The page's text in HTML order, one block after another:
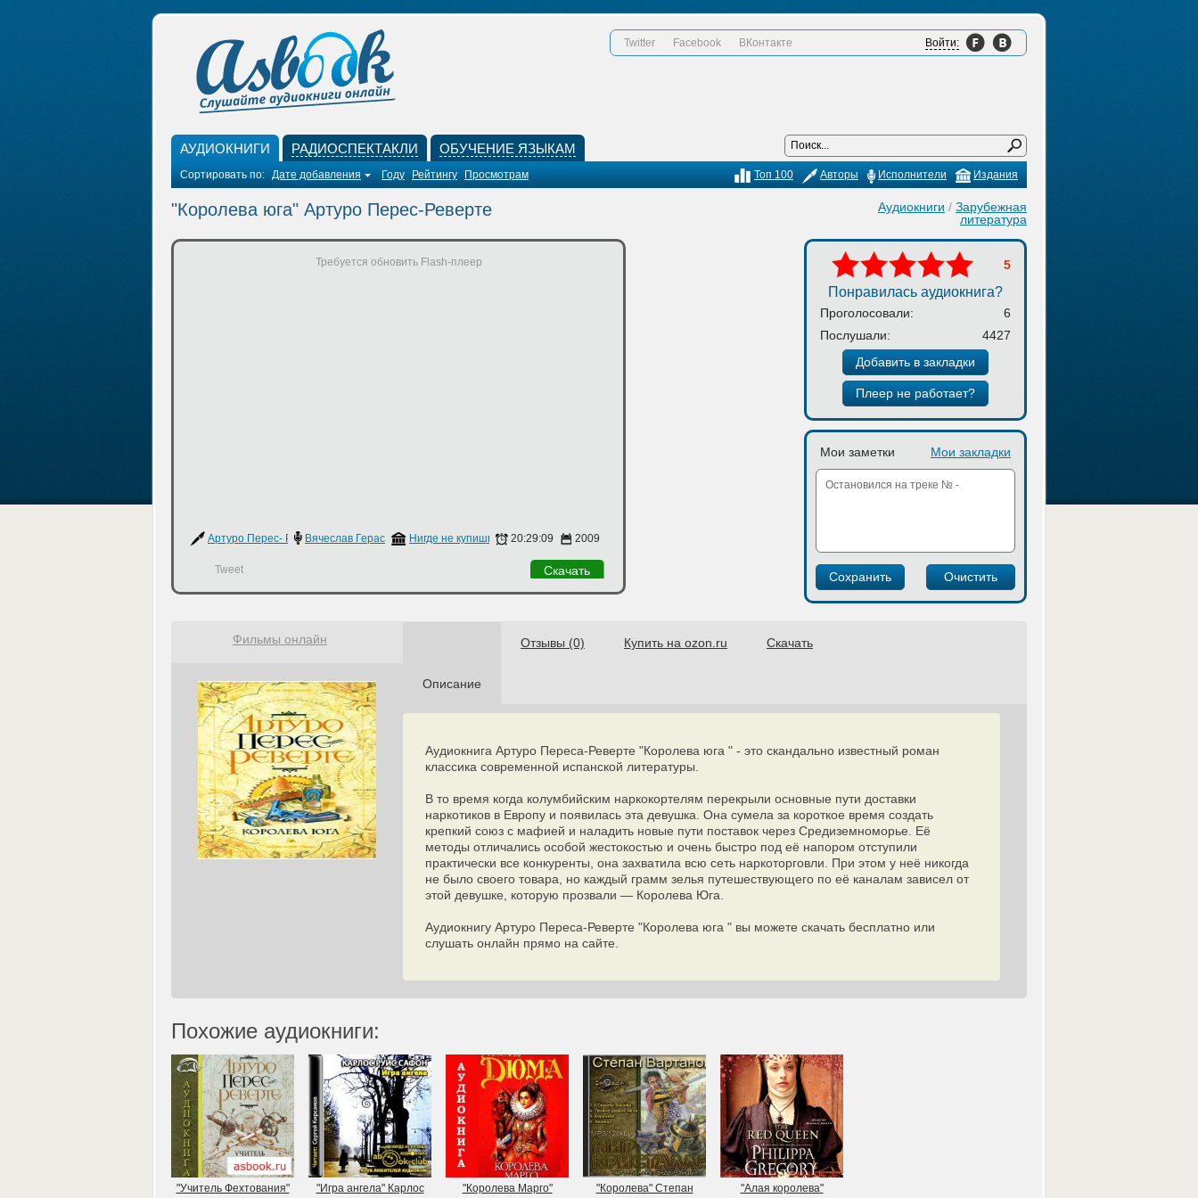
Twitter Facebook ВКонтакте Войти:
АУДИОКНИГИ РАДИОСПЕКТАКЛИ ОБУЧЕНИЕ ЯЗЫКАМ
Сортировать по: Дате добавления Году Рейтингу Просмотрам Издания
Исполнители
Авторы
Топ 100
Аудиокниги / Зарубежная
литература
"Королева юга" Артуро Перес-Реверте
Требуется обновить Flash-плеер
Артуро Перес- РевертеВячеслав Герасимов Нигде не купишь 20:29:09 2009
Tweet Скачать
5
Понравилась аудиокнига?
Проголосовали:
6
Послушали:
4427
Добавить в закладки
Плеер не работает?
Мои заметки Мои закладки
Описание
Отзывы (0) Купить на ozon.ru Скачать
Аудиокнига Артуро Переса-Реверте "Королева юга " - это скандально известный роман
классика современной испанской литературы.
В то время когда колумбийским наркокортелям перекрыли основные пути доставки
наркотиков в Европу и появилась эта девушка. Она сумела за короткое время создать
крепкий союз с мафией и наладить новые пути поставок через Средиземноморье. Её
методы отличались особой жестокостью и очень быстро под её напором отступили
практически все конкуренты, она захватила всю сеть наркоторговли. При этом у неё никогда
не было своего товара, но каждый грамм зелья путешествующего по её каналам зависел от
этой девушке, которую прозвали — Королева Юга.
Аудиокнигу Артуро Переса-Реверте "Королева юга " вы можете скачать бесплатно или
слушать онлайн прямо на сайте.
Фильмы онлайн
Похожие аудиокниги:
"Учитель Фехтования"
"Игра ангела" Карлос
"Королева Марго"
"Королева" Степан
"Алая королева"